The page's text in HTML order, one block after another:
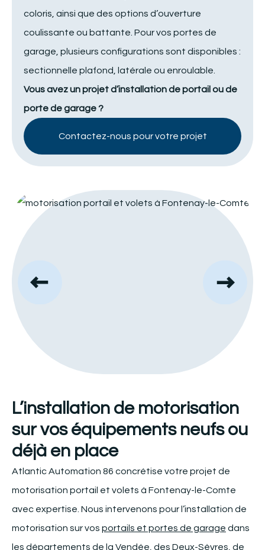
coloris, ainsi que des options d’ouverture
coulissante ou battante. Pour vos portes de
garage, plusieurs configurations sont disponibles :
sectionnelle plafond, latérale ou enroulable.
Vous avez un projet d’installation de portail ou de
porte de garage ?
Contactez-nous pour votre projet
L’installation de motorisation
sur vos équipements neufs ou
déjà en place
Atlantic Automation 86 concrétise votre projet de
motorisation portail et volets à Fontenay-le-Comte
avec expertise. Nous intervenons pour l’installation de
motorisation sur vos portails et portes de garage dans
les départements de la Vendée, des Deux-Sèvres, de